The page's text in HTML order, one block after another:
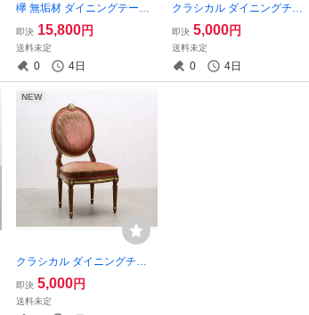
欅 無垢材 ダイニングテーブ
ル 作業台 浮造り 和モダン/ア
ンティークヴィンテージレト
ロ飛騨キツツキ/OKK2718
即決 15,800円
送料未定
0 4日
クラシカル ダイニングチェ
ア オーバルチェア サロンチ
ェア ラウンジチェア1/イタリ
アフランスアンティークヴィ
ンテージ/OHK1912/
即決 5,000円
送料未定
0 4日
NEW
クラシカル ダイニングチェ
ア オーバルチェア サロンチ
ェア ラウンジチェア 2/イタ
リアフランスアンティークヴ
即決 5,000円
送料未定